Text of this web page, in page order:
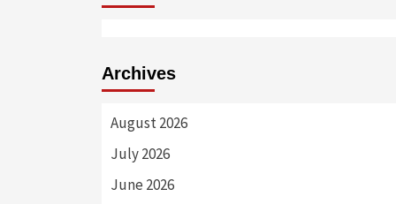
Archives
August 2026
July 2026
June 2026